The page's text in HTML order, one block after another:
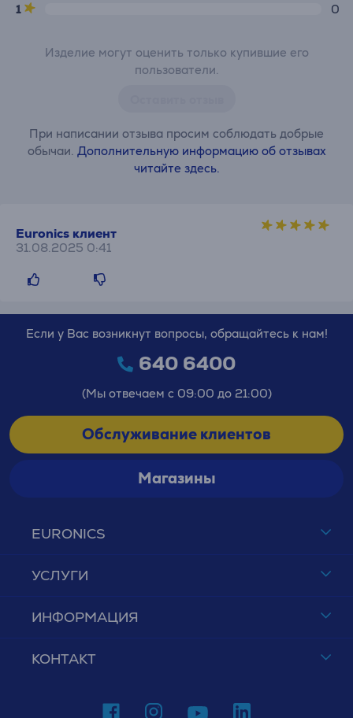
1
0
Изделие могут оценить только купившие его
пользователи.
При написании отзыва просим соблюдать добрые
обычаи. Дополнительную информацию об отзывах
читайте здесь.
Euronics клиент
31.08.2025 0:41
EURONICS
УСЛУГИ
ИНФОРМАЦИЯ
КОНТАКТ
Если у Вас возникнут вопросы, обращайтесь к нам!
640 6400
(Мы отвечаем с 09:00 до 21:00)
Обслуживание клиентов
Магазины